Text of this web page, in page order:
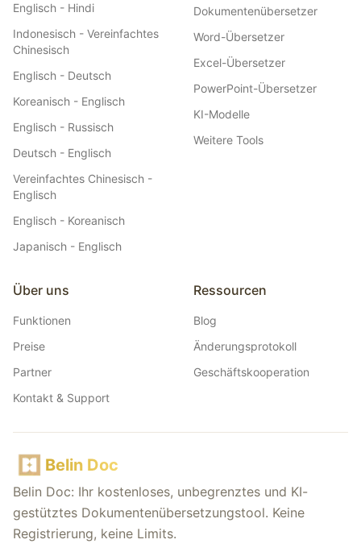
Englisch - Hindi
Indonesisch - Vereinfachtes
Chinesisch
Englisch - Deutsch
Koreanisch - Englisch
Englisch - Russisch
Deutsch - Englisch
Vereinfachtes Chinesisch -
Englisch
Englisch - Koreanisch
Japanisch - Englisch
Dokumentenübersetzer
Word-Übersetzer
Excel-Übersetzer
PowerPoint-Übersetzer
KI-Modelle
Weitere Tools
Über uns
Funktionen
Preise
Partner
Kontakt & Support
Ressourcen
Blog
Änderungsprotokoll
Geschäftskooperation
Belin Doc
Belin Doc: Ihr kostenloses, unbegrenztes und KI-
gestütztes Dokumentenübersetzungstool. Keine
Registrierung, keine Limits.